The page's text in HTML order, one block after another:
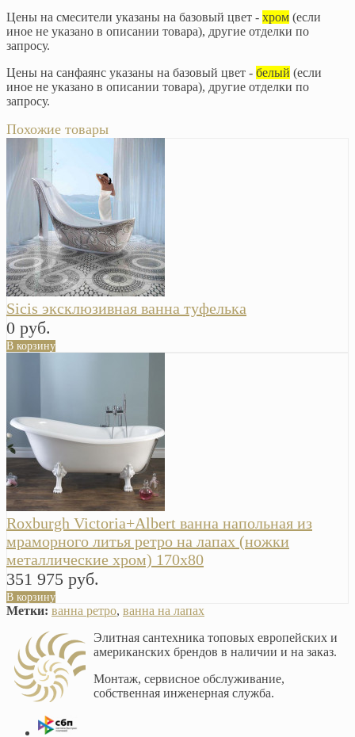
Цены на смесители указаны на базовый цвет - хром (если
иное не указано в описании товара), другие отделки по
запросу.
Цены на санфаянс указаны на базовый цвет - белый (если
иное не указано в описании товара), другие отделки по
запросу.
Похожие товары
Sicis эксклюзивная ванна туфелька
0 руб.
В корзину
Roxburgh Victoria+Albert ванна напольная из
мраморного литья ретро на лапах (ножки
металлические хром) 170х80
351 975 руб.
В корзину
Метки: ванна ретро, ванна на лапах
Элитная сантехника топовых европейских и
американских брендов в наличии и на заказ.
Монтаж, сервисное обслуживание,
собственная инженерная служба.